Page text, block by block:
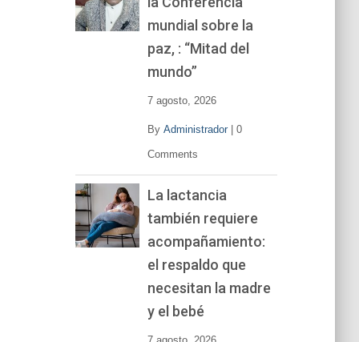
mundial sobre la
paz, : “Mitad del
mundo”
7 agosto, 2026
By Administrador| 0
Comments
La lactancia
también requiere
acompañamiento:
el respaldo que
necesitan la madre
y el bebé